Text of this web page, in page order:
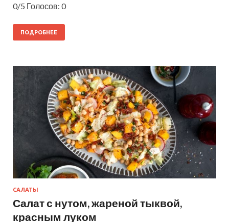
0/5 Голосов: 0
ПОДРОБНЕЕ
САЛАТЫ
Салат с нутом, жареной тыквой,
красным луком